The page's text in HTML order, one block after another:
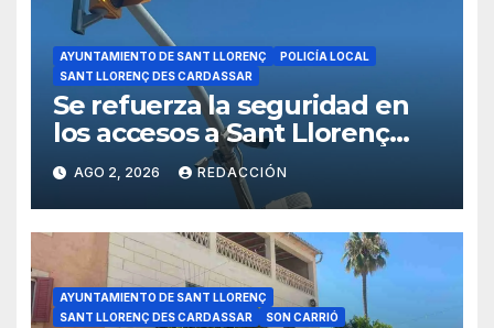
AYUNTAMIENTO DE SANT LLORENÇ
POLICÍA LOCAL
SANT LLORENÇ DES CARDASSAR
Se refuerza la seguridad en
los accesos a Sant Llorenç
con cámaras inteligentes
AGO 2, 2026 REDACCIÓN
AYUNTAMIENTO DE SANT LLORENÇ
SANT LLORENÇ DES CARDASSAR
SON CARRIÓ